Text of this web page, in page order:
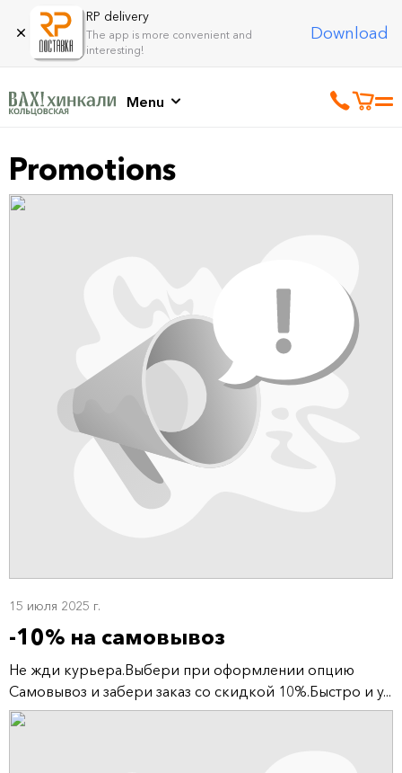
RP delivery
The app is more convenient and
interesting!
Download
Menu
Promotions
15 июля 2025 г.
-10% на самовывоз
Не жди курьера.Выбери при оформлении опцию
Самовывоз и забери заказ со скидкой 10%.Быстро и у...